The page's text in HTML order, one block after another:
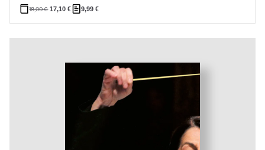
18,00€ 17,10€ 9,99 €